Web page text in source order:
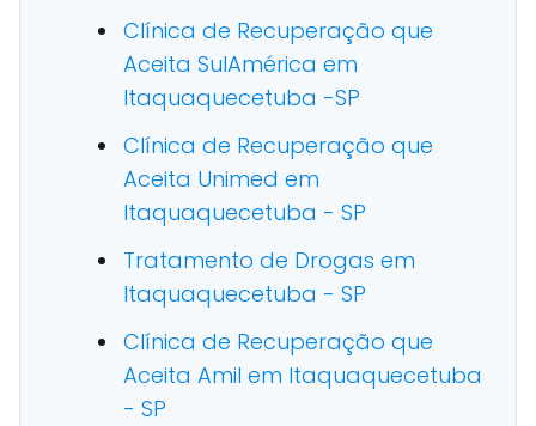
Clínica de Recuperação que
Aceita SulAmérica em
Itaquaquecetuba -SP
Clínica de Recuperação que
Aceita Unimed em
Itaquaquecetuba - SP
Tratamento de Drogas em
Itaquaquecetuba - SP
Clínica de Recuperação que
Aceita Amil em Itaquaquecetuba
- SP